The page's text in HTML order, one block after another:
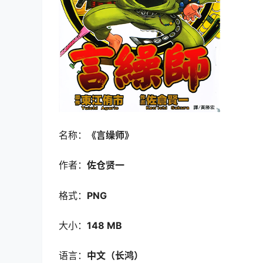
名称： 《言缲师》
作者： 佐仓贤一
格式： PNG
大小： 148 MB
语言： 中文（长鸿）